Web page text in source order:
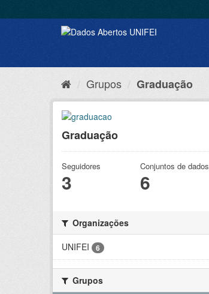
Grupos Graduação
Graduação
Seguidores
3
Conjuntos de dados
6
Organizações
UNIFEI
6
Grupos